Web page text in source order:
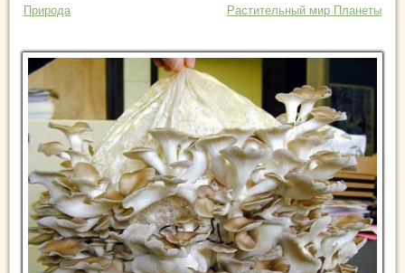
Природа Растительный мир Планеты